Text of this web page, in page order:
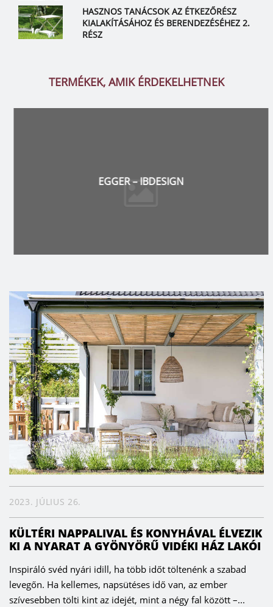
HASZNOS TANÁCSOK AZ ÉTKEZŐRÉSZ
KIALAKÍTÁSÁHOZ ÉS BERENDEZÉSÉHEZ 2.
RÉSZ
TERMÉKEK, AMIK ÉRDEKELHETNEK
EGGER – IBDESIGN
2023. JÚLIUS 26.
KÜLTÉRI NAPPALIVAL ÉS KONYHÁVAL ÉLVEZIK
KI A NYARAT A GYÖNYÖRŰ VIDÉKI HÁZ LAKÓI
Inspiráló svéd nyári idill, ha több időt töltenénk a szabad
levegőn. Ha kellemes, napsütéses idő van, az ember
szívesebben tölti kint az idejét, mint a négy fal között –...